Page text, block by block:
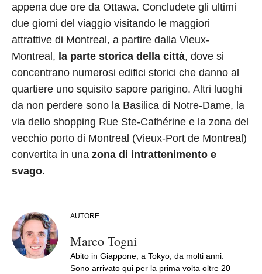
appena due ore da Ottawa. Concludete gli ultimi
due giorni del viaggio visitando le maggiori
attrattive di Montreal, a partire dalla Vieux-
Montreal, la parte storica della città, dove si
concentrano numerosi edifici storici che danno al
quartiere uno squisito sapore parigino. Altri luoghi
da non perdere sono la Basilica di Notre-Dame, la
via dello shopping Rue Ste-Cathérine e la zona del
vecchio porto di Montreal (Vieux-Port de Montreal)
convertita in una zona di intrattenimento e
svago.
AUTORE
Marco Togni
Abito in Giappone, a Tokyo, da molti anni.
Sono arrivato qui per la prima volta oltre 20